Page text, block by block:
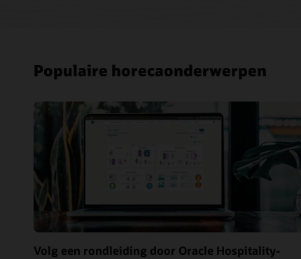
Populaire horecaonderwerpen
Volg een rondleiding door Oracle Hospitality-